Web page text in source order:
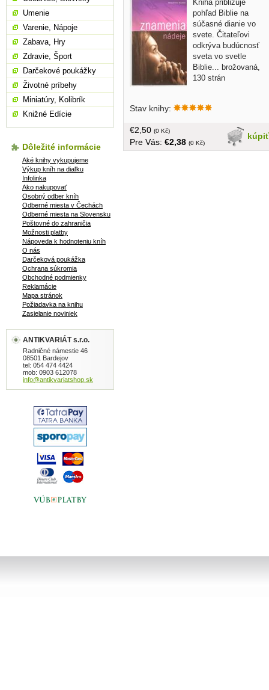
Kniha približuje
pohľad Biblie na
súčasné dianie vo
svete. Čitateľovi
odkrýva budúcnosť
sveta vo svetle
Biblie... brožovaná,
130 strán
Stav knihy:
kúpiť
€2,50 (0 Kč)
Pre Vás: €2,38 (0 Kč)
Umenie
Varenie, Nápoje
Zabava, Hry
Zdravie, Šport
Darčekové poukážky
Životné príbehy
Miniatúry, Kolibrík
Knižné Edície
Dôležité informácie
Aké knihy vykupujeme
Výkup kníh na diaľku
Infolinka
Ako nakupovať
Osobný odber kníh
Odberné miesta v Čechách
Odberné miesta na Slovensku
Poštovné do zahraničia
Možnosti platby
Nápoveda k hodnoteniu kníh
O nás
Darčeková poukážka
Ochrana súkromia
Obchodné podmienky
Reklamácie
Mapa stránok
Požiadavka na knihu
Zasielanie noviniek
ANTIKVARIÁT s.r.o.
Radničné námestie 46
08501 Bardejov
tel: 054 474 4424
mob: 0903 612078
info@antikvariatshop.sk